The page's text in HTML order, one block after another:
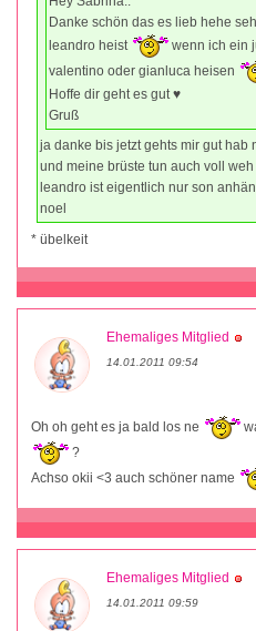
Danke schön das es lieb hehe
leandro heist
wenn ich ein
valentino oder gianluca heisen
Hoffe dir geht es gut ♥
Gruß
ja danke bis jetzt gehts mir gut
und meine brüste tun auch voll
leandro ist eigentlich nur son
noel
* übelkeit
Ehemaliges Mitglied
14.01.2011 09:54
Oh oh geht es ja bald los ne
?
Achso okii <3 auch schöner name
Ehemaliges Mitglied
14.01.2011 09:59